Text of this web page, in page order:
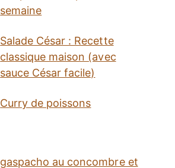
semaine
Salade César : Recette
classique maison (avec
sauce César facile)
Curry de poissons
gaspacho au concombre et